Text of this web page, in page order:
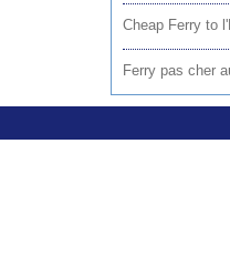
Cheap Ferry to
Ferry pas cher